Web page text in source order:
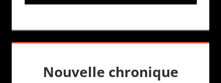
Nouvelle chronique